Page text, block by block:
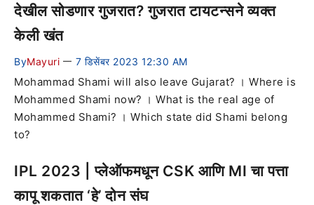
देखील सोडणार गुजरात? गुजरात टायटन्सने व्यक्त
केली खंत
ByMayuri — 7 डिसेंबर 2023 12:30 AM
Mohammad Shami will also leave Gujarat? । Where is
Mohammed Shami now? । What is the real age of
Mohammed Shami? । Which state did Shami belong
to?
IPL 2023 | प्लेऑफमधून CSK आणि MI चा पत्ता
कापू शकतात ‘हे’ दोन संघ